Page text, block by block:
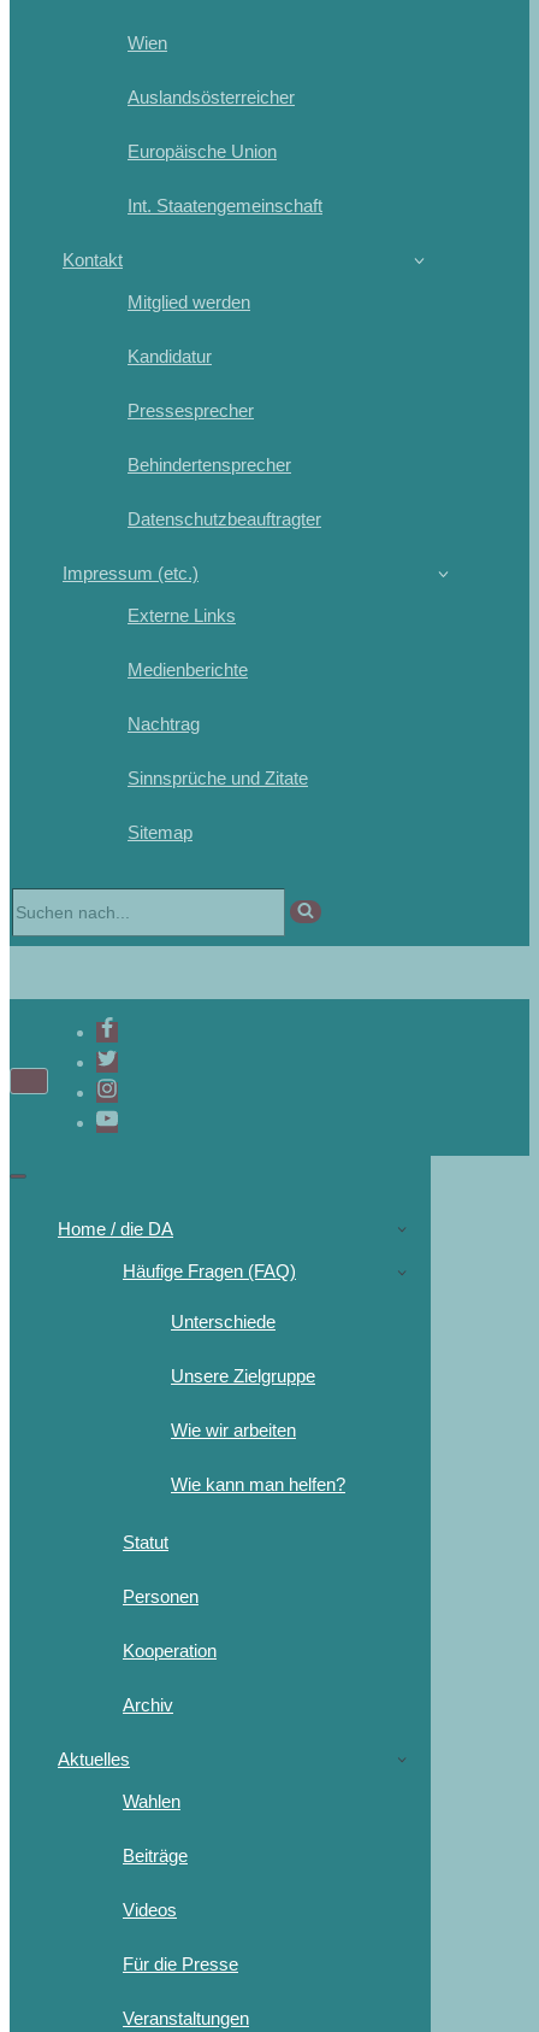
Wien
Auslandsösterreicher
Europäische Union
Int. Staatengemeinschaft
Kontakt
Mitglied werden
Kandidatur
Pressesprecher
Behindertensprecher
Datenschutzbeauftragter
Impressum (etc.)
Externe Links
Medienberichte
Nachtrag
Sinnsprüche und Zitate
Sitemap
Home / die DA
Häufige Fragen (FAQ)
Unterschiede
Unsere Zielgruppe
Wie wir arbeiten
Wie kann man helfen?
Statut
Personen
Kooperation
Archiv
Aktuelles
Wahlen
Beiträge
Videos
Für die Presse
Veranstaltungen